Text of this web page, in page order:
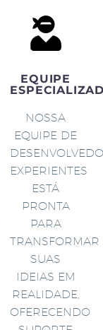
EQUIPE
NOSSA
EQUIPE DE
EXPERIENTES
ESTÁ
PRONTA
PARA
TRANSFORMAR
SUAS
IDEIAS EM
REALIDADE,
OFERECENDO